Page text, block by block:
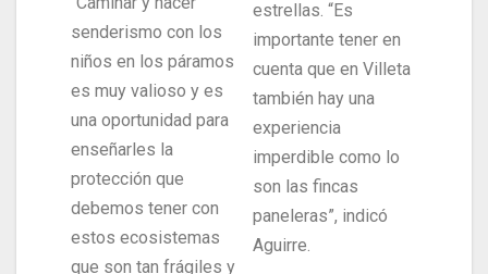
senderismo con los
niños en los páramos
es muy valioso y es
una oportunidad para
enseñarles la
protección que
debemos tener con
estos ecosistemas
que son tan frágiles y
estrellas. “Es
importante tener en
cuenta que en Villeta
también hay una
experiencia
imperdible como lo
son las fincas
paneleras”, indicó
Aguirre.